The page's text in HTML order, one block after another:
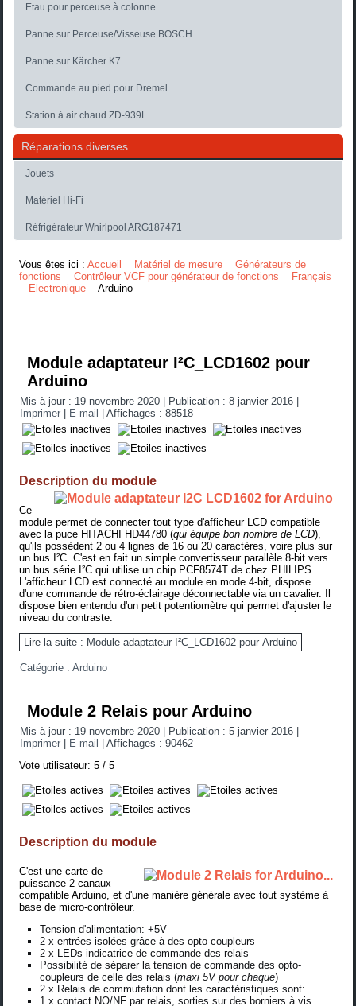
Etau pour perceuse à colonne
Panne sur Perceuse/Visseuse BOSCH
Panne sur Kärcher K7
Commande au pied pour Dremel
Station à air chaud ZD-939L
Réparations diverses
Jouets
Matériel Hi-Fi
Réfrigérateur Whirlpool ARG187471
Vous êtes ici :Accueil Matériel de mesure
Générateurs de
fonctions
Contrôleur VCF pour générateur de fonctions
Français
Electronique
Arduino
Module adaptateur I²C_LCD1602 pour
Arduino
Mis à jour : 19 novembre 2020 Publication : 8 janvier 2016
Imprimer
E-mail |Affichages : 88518
Description du module
Ce
module permet de connecter tout type d'afficheur LCD compatible
avec la puce HITACHI HD44780 (qui équipe bon nombre de LCD),
qu'ils possèdent 2 ou 4 lignes de 16 ou 20 caractères, voire plus sur
un bus I²C. C'est en fait un simple convertisseur parallèle 8-bit vers
un bus série I²C qui utilise un chip PCF8574Tde chez PHILIPS.
L'afficheur LCD est connecté au module en mode 4-bit, dispose
d'une commande de rétro-éclairage déconnectable via un cavalier. Il
dispose bien entendu d'un petit potentiomètre qui permet d'ajuster le
niveau du contraste.
Lire la suite : Module adaptateur I²C_LCD1602 pour Arduino
Catégorie :Arduino
Module 2 Relais pour Arduino
Mis à jour : 19 novembre 2020 Publication : 5 janvier 2016
Imprimer
E-mail |Affichages : 90462
Vote utilisateur:5 /5
Description du module
C'est une carte de
puissance 2 canaux
compatible Arduino, et d'une manière générale avec tout système à
base de micro-contrôleur.
Tension d'alimentation: +5V
2 x entrées isolées grâce à des opto-coupleurs
2 x LEDs indicatrice de commande des relais
Possibilité de séparer la tension de commande des opto-
coupleurs de celle des relais (maxi 5V pour chaque)
2 x Relais de commutation dont les caractéristiques sont:
1 x contact NO/NF par relais, sorties sur des borniers à vis